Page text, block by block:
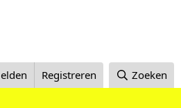
Registreren Zoeken